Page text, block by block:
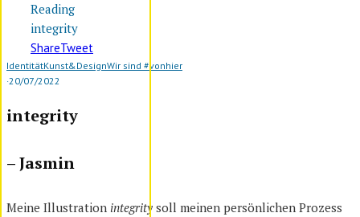
Reading
integrity
ShareTweet
IdentitätKunst&DesignWir sind #vonhier
·20/07/2022
integrity
– Jasmin
Meine Illustration integrity soll meinen persönlichen Prozess